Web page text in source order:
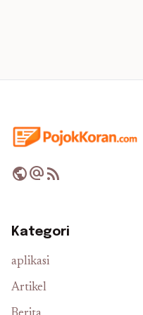
publicalternate_emailrss_feed
Kategori
aplikasi
Artikel